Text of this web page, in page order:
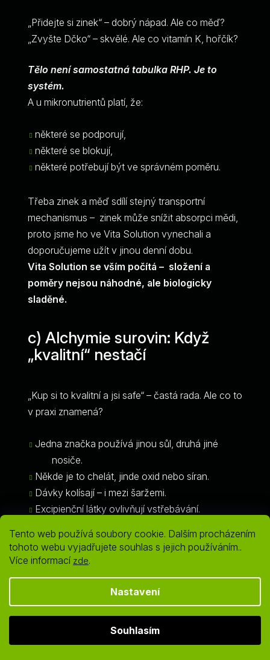
Tento web používá soubory cookie. Dalším procházením
tohoto webu vyjadřujete souhlas s jejich používáním..
Více informací zde.
Nastavení
Souhlasím
„Přidejte si zinek“ – dobrý nápad. Ale co měď?
„Zvyšte Dčko“ – skvělé. Ale co vitamín K, hořčík?
Tělo není samostatná tabulka RHP. Je to
systém.
A u mikronutrientů platí, že:
některé se podporují,
některé se blokují,
některé potřebují být ve správném poměru.
Třeba zinek a měď sdílí stejný transportní
mechanismus – zinek může snížit absorpci mědi,
proto jsme ho ve Vita Solution vynechali a
doporučujeme užít v jinou denní dobu.
Vita Solution se vším počítá – složení a
poměry nejsou náhodné, ale biologicky
sladěné.
c) Alchymie surovin: Když
„kvalitní“ nestačí
„Kup si to kvalitní a jsi safe“ – častá rada. Ale co to
v praxi znamená?
Jedna značka používá jinou sůl, druhá jiné
nosiče.
Někde je to chelát, jinde oxid nebo síran.
Dávky kolísají – i mezi šaržemi.
Excipienční látky ovlivňují vstřebávání.
Výsledkem je nesourodý mix – ne systémová
suplementace.
Vita Solution to řeší jinak: